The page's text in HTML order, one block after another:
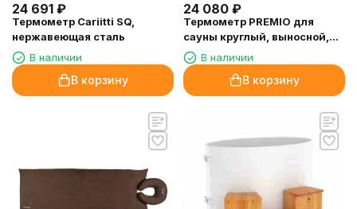
24 691 ₽
Термометр Cariitti SQ,
нержавеющая сталь
В наличии
В корзину
24 080 ₽
Термометр PREMIO для
сауны круглый, выносной,
электронный, нержавеющая
сталь
В наличии
В корзину